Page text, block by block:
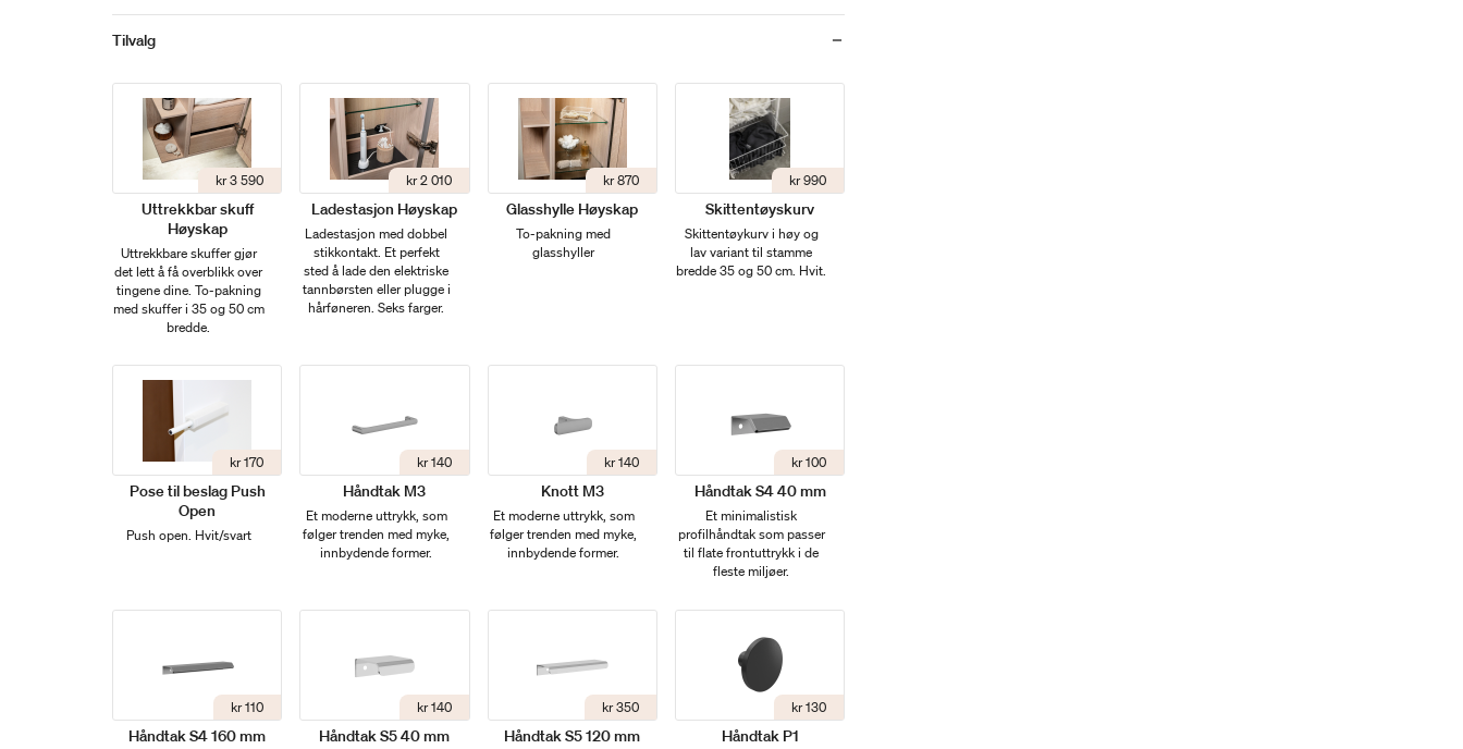
Tilvalg
kr 3 590
Uttrekkbar skuff
Høyskap
Uttrekkbare skuffer gjør
det lett å få overblikk over
tingene dine. To-pakning
med skuffer i 35 og 50 cm
bredde.
kr 2 010
Ladestasjon Høyskap
Ladestasjon med dobbel
stikkontakt. Et perfekt
sted å lade den elektriske
tannbørsten eller plugge i
hårføneren. Seks farger.
kr 870
Glasshylle Høyskap
To-pakning med
glasshyller
kr 990
Skittentøyskurv
Skittentøykurv i høy og
lav variant til stamme
bredde 35 og 50 cm. Hvit.
kr 170
Pose til beslag Push
Open
Push open. Hvit/svart
kr 140
Håndtak M3
Et moderne uttrykk, som
følger trenden med myke,
innbydende former.
kr 140
Knott M3
Et moderne uttrykk, som
følger trenden med myke,
innbydende former.
kr 100
Håndtak S4 40 mm
Et minimalistisk
profilhåndtak som passer
til flate frontuttrykk i de
fleste miljøer.
kr 110
Håndtak S4 160 mm
kr 140
Håndtak S5 40 mm
kr 350
Håndtak S5 120 mm
kr 130
Håndtak P1